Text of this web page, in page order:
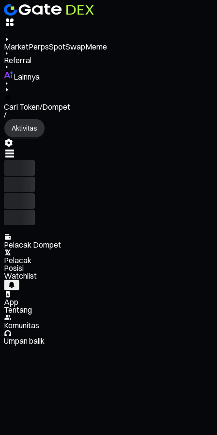
MarketPerpsSpotSwapMeme
Referral
Lainnya
Cari Token/Dompet
/
Aktivitas
Pelacak Dompet
Pelacak
Posisi
Watchlist
App
Tentang
Komunitas
Umpan balik